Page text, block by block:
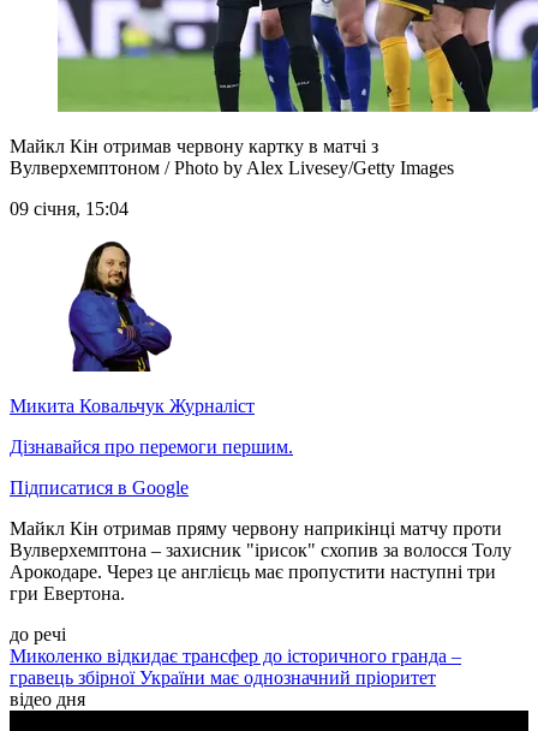
Майкл Кін отримав червону картку в матчі з
Вулверхемптоном / Photo by Alex Livesey/Getty Images
09 січня, 15:04
Микита Ковальчук Журналіст
Дізнавайся про перемоги першим.
Підписатися в Google
Майкл Кін отримав пряму червону наприкінці матчу проти
Вулверхемптона – захисник "ірисок" схопив за волосся Толу
Арокодаре. Через це англієць має пропустити наступні три
гри Евертона.
до речі
Миколенко відкидає трансфер до історичного гранда –
гравець збірної України має однозначний пріоритет
відео дня